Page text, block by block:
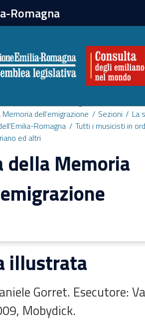
Romagna
Memoria dell'emigrazione
Sezioni
La
Romagna
Tutti i musicisti in
ed altri
della Memoria
illustrata
Gorret. Esecutore:
Mobydick.